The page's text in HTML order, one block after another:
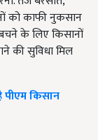
को काफी नुकसान
के लिए किसानों
की सुविधा मिल
किसान